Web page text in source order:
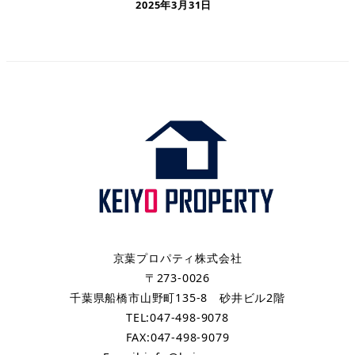
2025年3月31日
京葉プロパティ株式会社
〒273-0026
千葉県船橋市山野町135-8 砂井ビル2階
TEL:047-498-9078
FAX:047-498-9079